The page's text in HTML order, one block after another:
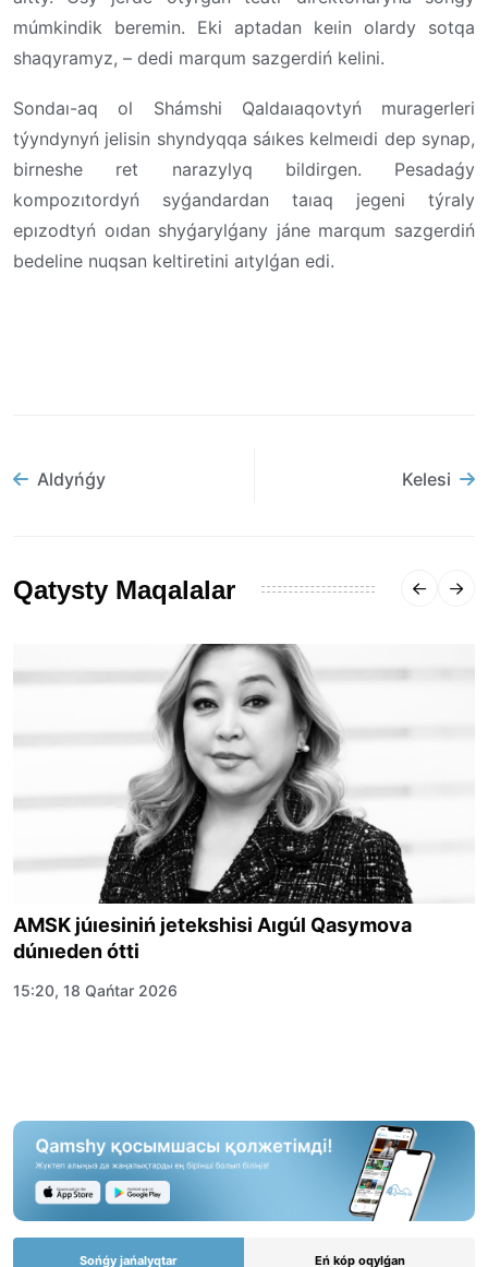
múmkindik beremin. Eki aptadan keıin olardy sotqa
shaqyramyz, – dedi marqum sazgerdiń kelini.
Sondaı-aq ol Shámshi Qaldaıaqovtyń muragerleri
týyndynyń jelisin shyndyqqa sáıkes kelmeıdi dep synap,
birneshe ret narazylyq bildirgen. Pesadaǵy
kompozıtordyń syǵandardan taıaq jegeni týraly
epızodtyń oıdan shyǵarylǵany jáne marqum sazgerdiń
bedeline nuqsan keltiretini aıtylǵan edi.
Aldyńǵy Kelesi
Qatysty Maqalalar
AMSK júıesiniń jetekshisi Aıgúl Qasymova
dúnıeden ótti
15:20, 18 Qańtar 2026
Sońǵy jańalyqtar Eń kóp oqylǵan